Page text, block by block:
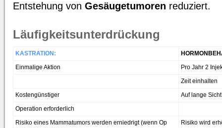
Entstehung von Gesäugetumoren reduziert.
Läufigkeitsunterdrückung
KASTRATION:
Einmalige Aktion
Pro Jahr 2
Zeit einhalten
Kostengünstiger
Auf lange
Operation erforderlich
Risiko eines Mammatumors werden erniedrigt (wenn Op
Risiko wird